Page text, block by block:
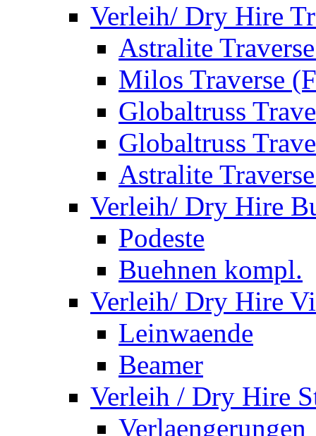
Verleih/ Dry Hire
Astralite
Milos Traverse
Globaltruss
Globaltruss
Astralite
Verleih/ Dry Hire
Podeste
Buehnen kompl.
Verleih/ Dry Hire
Leinwaende
Beamer
Verleih / Dry Hire
Verlaengerungen